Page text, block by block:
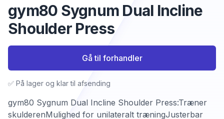
gym80 Sygnum Dual Incline
Shoulder Press
gym80 Sygnum Dual Incline Shoulder Press:Træner
skulderenMulighed for unilateralt træningJusterbar
✅ På lager og klar til afsending
Gå til forhandler